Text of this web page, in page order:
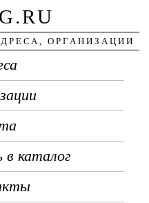
ОРГАНИЗАЦИИ
в каталог